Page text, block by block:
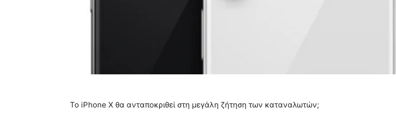
Το iPhone X θα ανταποκριθεί στη μεγάλη ζήτηση των καταναλωτών;